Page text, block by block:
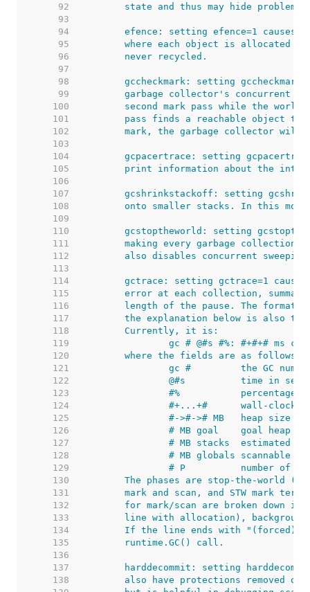
    92
    93
    94
    95
    96
    97
    98
    99
   100
   101
   102
   103
   104
   105
   106
   107
   108
   109
   110
   111
   112
   113
   114
   115
   116
   117
   118
   119
   120
   121
   122
   123
   124
   125
   126
   127
   128
   129
   130
   131
   132
   133
   134
   135
   136
   137
   138